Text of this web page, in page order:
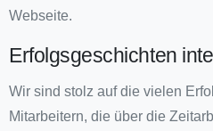
Webseite.
Erfolgsgeschichten
Wir sind stolz auf die vielen
Mitarbeitern, die über die